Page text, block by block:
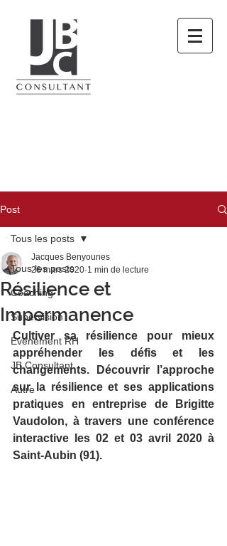
Post
Tous les posts
Coaching
Supervision
Événement RH
JB Consultant
Autre
Tous les posts
Résilience et
Impermanence
Jacques Benyounes
26 mars 2020 1 min de lecture
Cultiver sa résilience pour mieux
appréhender les défis et les
changements. Découvrir l’approche
sur la résilience et ses applications
pratiques en entreprise de Brigitte
Vaudolon, à travers une conférence
interactive les 02 et 03 avril 2020 à
Saint-Aubin (91).